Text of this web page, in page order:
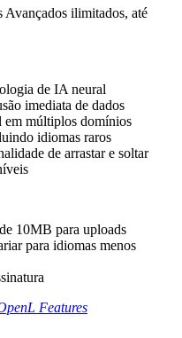
ilimitados, até
de IA neural
imediata de dados
em múltiplos domínios
idiomas raros
de arrastar e soltar
10MB para uploads
para idiomas menos
Features